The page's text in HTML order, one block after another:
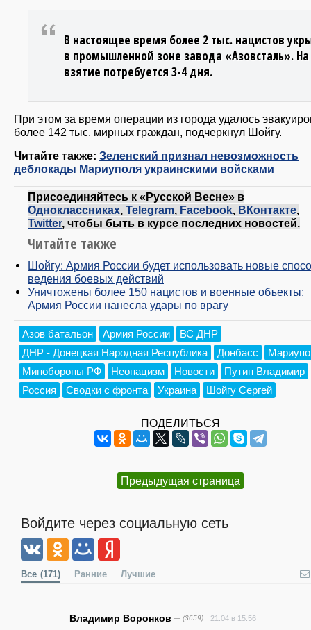
В настоящее время более 2 тыс. нацистов
в промышленной зоне завода «Азовсталь».
взятие потребуется 3-4 дня.
При этом за время операции из города удалось
более 142 тыс. мирных граждан, подчеркнул Шойгу.
Читайте также: Зеленский признал невозможность
деблокады Мариуполя украинскими войсками
Присоединяйтесь к «Русской Весне» в
Одноклассниках, Telegram, Facebook, ВКонтакте,
Twitter, чтобы быть в курсе последних новостей.
Читайте также
Шойгу: Армия России будет использовать новые
ведения боевых действий
Уничтожены более 150 нацистов и военные объекты:
Армия России нанесла удары по врагу
Азов батальон Армия России
ВС ДНР
ДНР - Донецкая Народная Республика
Донбасс
Минобороны РФ
Неонацизм Новости
Путин Владимир
Россия
Сводки с фронта Украина Шойгу Сергей
ПОДЕЛИТЬСЯ
Предыдущая страница
Войдите через социальную сеть
Все (171) Ранние Лучшие
Владимир Воронков — (3659) 21.04 в 15:56